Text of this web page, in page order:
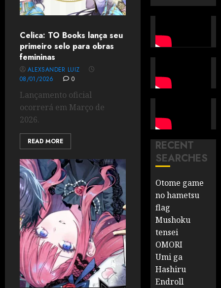
Celica: TO Books lança seu
primeiro selo para obras
femininas
ALEXSANDER LUIZ
08/01/2026
0
Lançamento oficial
ocorrerá em Março de
2026.
READ MORE
RECENT
SEARCHES
Otome game
no hametsu
flag
Mushoku
tensei
OMORI
Umi ga
Hashiru
Endroll